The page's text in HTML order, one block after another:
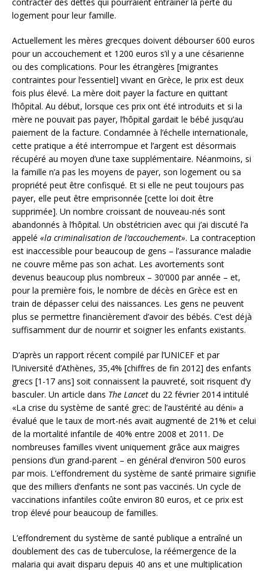
logement pour leur famille.
Actuellement les mères grecques doivent débourser 600 euros
pour un accouchement et 1200 euros s’il y a une césarienne
ou des complications. Pour les étrangères [migrantes
contraintes pour l’essentiel] vivant en Grèce, le prix est deux
fois plus élevé. La mère doit payer la facture en quittant
l’hôpital. Au début, lorsque ces prix ont été introduits et si la
mère ne pouvait pas payer, l’hôpital gardait le bébé jusqu’au
paiement de la facture. Condamnée à l’échelle internationale,
cette pratique a été interrompue et l’argent est désormais
récupéré au moyen d’une taxe supplémentaire. Néanmoins, si
la famille n’a pas les moyens de payer, son logement ou sa
propriété peut être confisqué. Et si elle ne peut toujours pas
payer, elle peut être emprisonnée [cette loi doit être
supprimée]. Un nombre croissant de nouveau-nés sont
abandonnés à l’hôpital. Un obstétricien avec qui j’ai discuté l’a
appelé «la criminalisation de l’accouchement». La contraception
est inaccessible pour beaucoup de gens – l’assurance maladie
ne couvre même pas son achat. Les avortements sont
devenus beaucoup plus nombreux – 30’000 par année – et,
pour la première fois, le nombre de décès en Grèce est en
train de dépasser celui des naissances. Les gens ne peuvent
plus se permettre financièrement d’avoir des bébés. C’est déjà
suffisamment dur de nourrir et soigner les enfants existants.
D’après un rapport récent compilé par l’UNICEF et par
l’Université d’Athènes, 35,4% [chiffres de fin 2012] des enfants
grecs [1-17 ans] soit connaissent la pauvreté, soit risquent d’y
basculer. Un article dans The Lancet du 22 février 2014 intitulé
«La crise du système de santé grec: de l’austérité au déni» a
évalué que le taux de mort-nés avait augmenté de 21% et celui
de la mortalité infantile de 40% entre 2008 et 2011. De
nombreuses familles vivent uniquement grâce aux maigres
pensions d’un grand-parent – en général d’environ 500 euros
par mois. L’effondrement du système de santé primaire signifie
que des milliers d’enfants ne sont pas vaccinés. Un cycle de
vaccinations infantiles coûte environ 80 euros, et ce prix est
trop élevé pour beaucoup de familles.
L’effondrement du système de santé publique a entraîné un
doublement des cas de tuberculose, la réémergence de la
malaria qui avait disparu depuis 40 ans et une multiplication